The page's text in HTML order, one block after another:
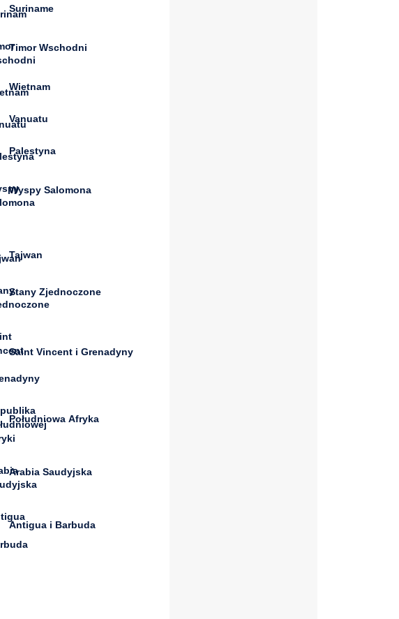
Suriname
Timor Wschodni
Wietnam
Vanuatu
Palestyna
Wyspy Salomona
Tajwan
Stany Zjednoczone
Saint Vincent i Grenadyny
Południowa Afryka
Arabia Saudyjska
Antigua i Barbuda